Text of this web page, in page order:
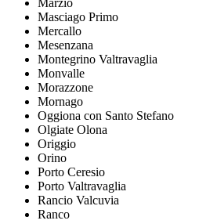
Marzio
Masciago Primo
Mercallo
Mesenzana
Montegrino Valtravaglia
Monvalle
Morazzone
Mornago
Oggiona con Santo Stefano
Olgiate Olona
Origgio
Orino
Porto Ceresio
Porto Valtravaglia
Rancio Valcuvia
Ranco